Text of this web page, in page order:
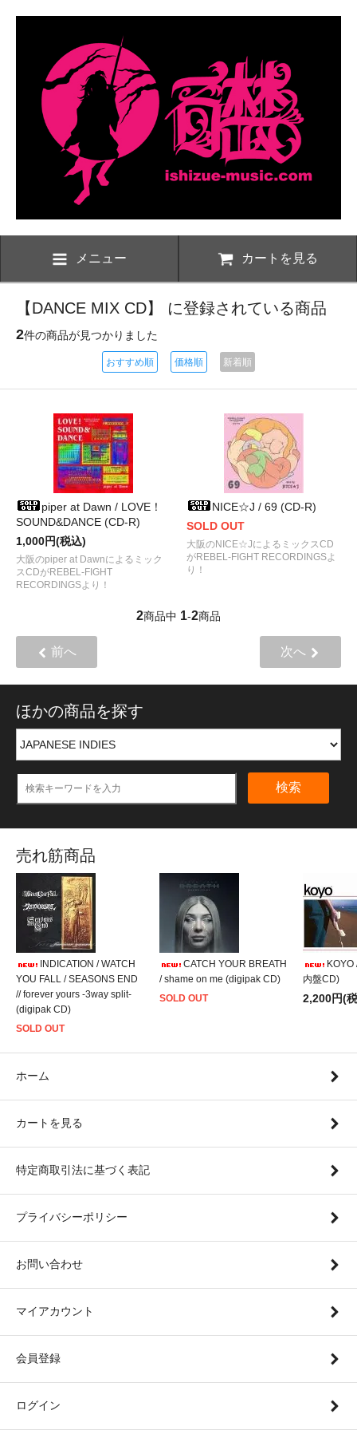
メニュー カートを見る
【DANCE MIX CD】 に登録されている商品
2件の商品が見つかりました
おすすめ順 価格順 新着順
piper at Dawn / LOVE！
SOUND&DANCE (CD-R)
1,000円(税込)
大阪のpiper at Dawnによるミック
スCDがREBEL-FIGHT
RECORDINGSより！
NICE☆J / 69 (CD-R)
SOLD OUT
大阪のNICE☆JによるミックスCD
がREBEL-FIGHT RECORDINGSよ
り！
2商品中 1-2商品
前へ 次へ
ほかの商品を探す
検索
売れ筋商品
INDICATION / WATCH
YOU FALL / SEASONS END
// forever yours -3way split-
(digipak CD)
SOLD OUT
CATCH YOUR BREATH
/ shame on me (digipak CD)
SOLD OUT
内盤CD)
2,200円(
ホーム
カートを見る
特定商取引法に基づく表記
プライバシーポリシー
お問い合わせ
マイアカウント
会員登録
ログイン